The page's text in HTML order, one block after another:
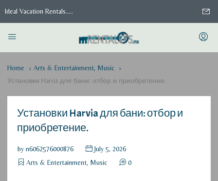
Ideal Vacation Rentals.....
Home
Arts & Entertainment, Music
Установки Harvia для бани: отбор и приобретение.
Установки Harvia для бани: отбор и
приобретение.
by n6062576000876
July 5, 2026
Arts & Entertainment, Music
0